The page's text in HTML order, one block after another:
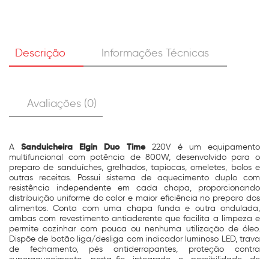
Descrição Informações Técnicas
Avaliações (0)
A Sanduicheira Elgin Duo Time220V é um equipamento
multifuncional com potência de 800W, desenvolvido para o
preparo de sanduíches, grelhados, tapiocas, omeletes, bolos e
outras receitas. Possui sistema de aquecimento duplo com
resistência independente em cada chapa, proporcionando
distribuição uniforme do calor e maior eficiência no preparo dos
alimentos. Conta com uma chapa funda e outra ondulada,
ambas com revestimento antiaderente que facilita a limpeza e
permite cozinhar com pouca ou nenhuma utilização de óleo.
Dispõe de botão liga/desliga com indicador luminoso LED, trava
de fechamento, pés antiderrapantes, proteção contra